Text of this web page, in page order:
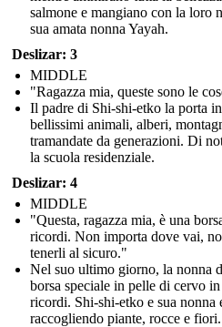
salmone e mangiano con la loro
sua amata nonna Yayah.
Deslizar: 3
MIDDLE
"Ragazza mia, queste sono le
Il padre di Shi-shi-etko la porta
bellissimi animali, alberi,
tramandate da generazioni. Di
la scuola residenziale.
Deslizar: 4
MIDDLE
"Questa, ragazza mia, è una
ricordi. Non importa dove vai,
tenerli al sicuro."
Nel suo ultimo giorno, la nonna
borsa speciale in pelle di cervo
ricordi. Shi-shi-etko e sua nonna
raccogliendo piante, rocce e fiori.